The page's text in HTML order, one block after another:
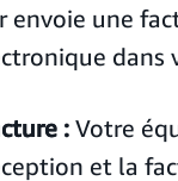
envoie une
dans
:Votre
et la